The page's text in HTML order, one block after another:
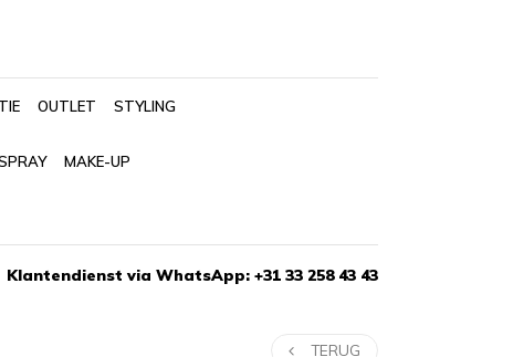
OUTLET STYLING
MAKE-UP
Klantendienst via WhatsApp: +31 33 258 43 43
TERUG